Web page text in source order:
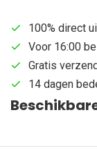
100% direct
Voor 16:00
Gratis
14 dagen